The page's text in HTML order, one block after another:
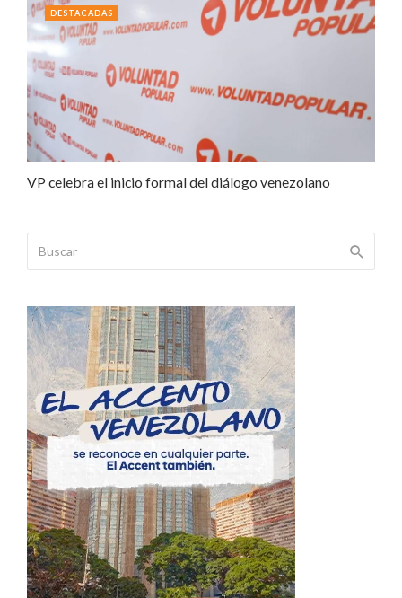
VP celebra el inicio formal del diálogo venezolano
DESTACADAS